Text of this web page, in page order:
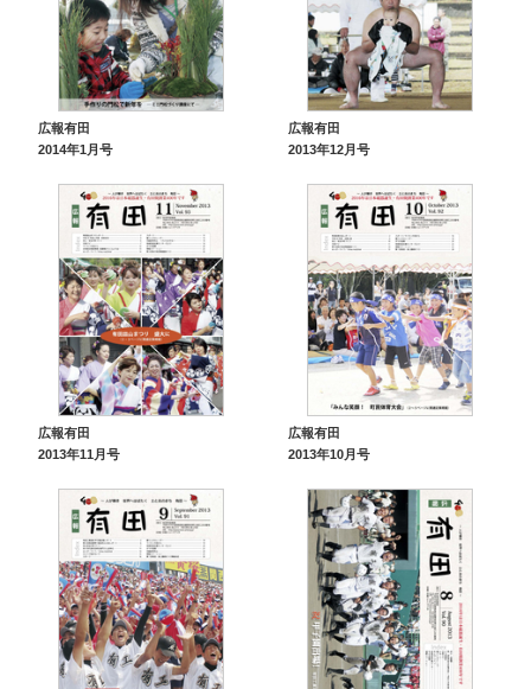
広報有田
2014年1月号
広報有田
2013年12月号
広報有田
2013年11月号
広報有田
2013年10月号